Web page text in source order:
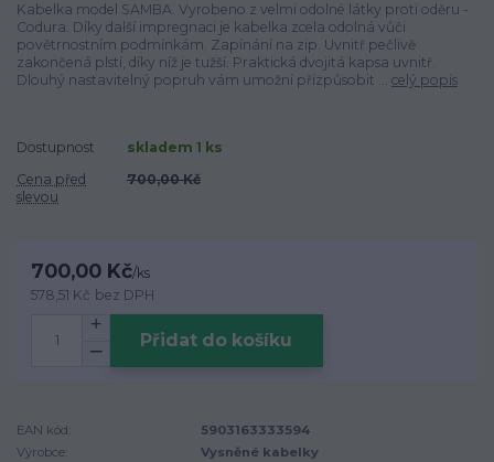
Kabelka model SAMBA. Vyrobeno z velmi odolné látky proti oděru -
Codura. Díky další impregnaci je kabelka zcela odolná vůči
povětrnostním podmínkám. Zapínání na zip. Uvnitř pečlivě
zakončená plstí, díky níž je tužší. Praktická dvojitá kapsa uvnitř.
Dlouhý nastavitelný popruh vám umožní přizpůsobit ... celý popis
Dostupnost
skladem 1 ks
Cena před
slevou
700,00 Kč
700,00 Kč/ks
578,51 Kč bez DPH
Přidat do košíku
EAN kód:
5903163333594
Výrobce:
Vysněné kabelky